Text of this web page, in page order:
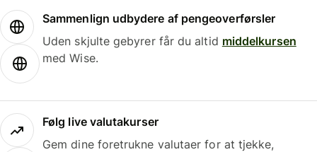
Sammenlign udbydere af pengeoverførsler
Uden skjulte gebyrer får du altid middelkursen
med Wise.
Følg live valutakurser
Gem dine foretrukne valutaer for at tjekke,